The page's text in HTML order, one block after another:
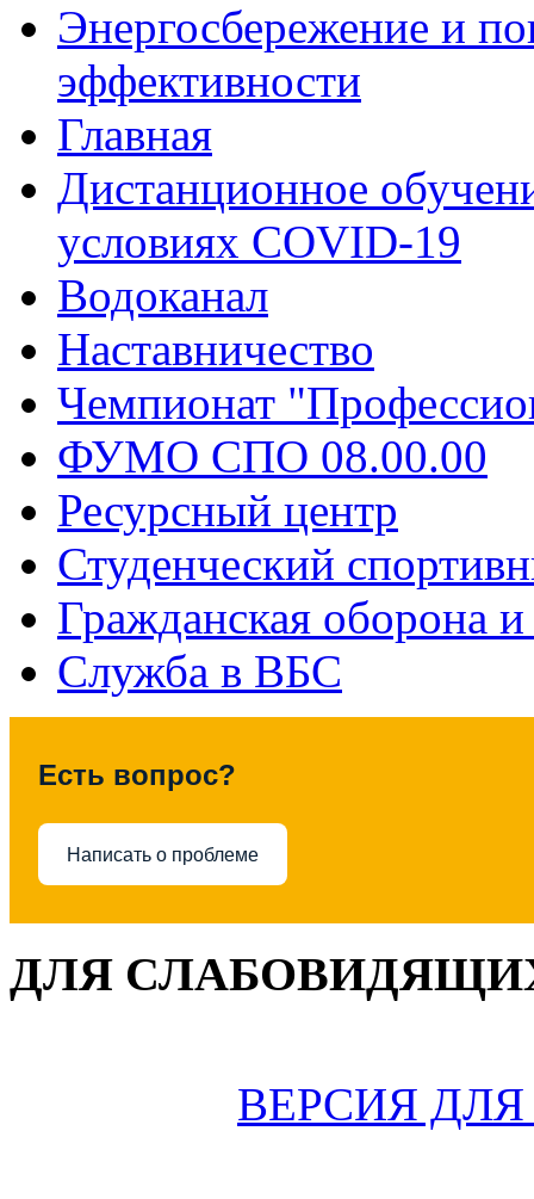
Энергосбережение и
эффективности
Главная
Дистанционное
условиях COVID-19
Водоканал
Наставничество
Чемпионат
ФУМО СПО 08.00.00
Ресурсный центр
Студенческий
Гражданская оборона
Служба в ВБС
Есть вопрос?
Написать о проблеме
ДЛЯ
ВЕРСИЯ